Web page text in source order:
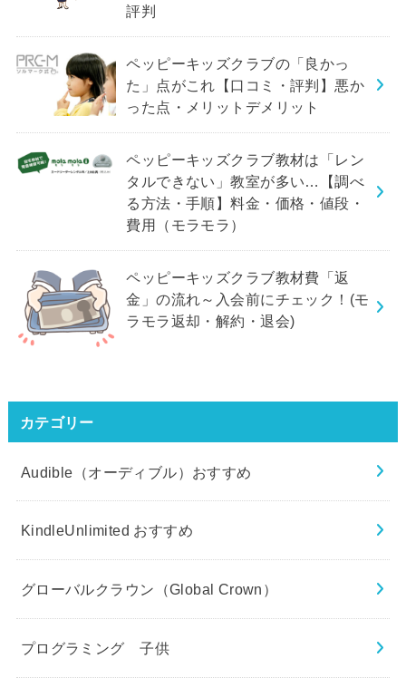
評判
ペッピーキッズクラブの「良かっ
た」点がこれ【口コミ・評判】悪か
った点・メリットデメリット
ペッピーキッズクラブ教材は「レン
タルできない」教室が多い…【調べ
る方法・手順】料金・価格・値段・
費用（モラモラ）
ペッピーキッズクラブ教材費「返
金」の流れ～入会前にチェック！(モ
ラモラ返却・解約・退会)
カテゴリー
Audible（オーディブル）おすすめ
KindleUnlimited おすすめ
グローバルクラウン（Global Crown）
プログラミング 子供